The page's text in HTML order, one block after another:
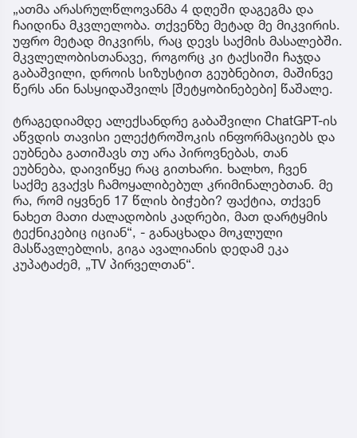
„ათმა არასრულწლოვანმა 4 დღეში დაგეგმა და
ჩაიდინა მკვლელობა. თქვენზე მეტად მე მიკვირის.
უფრო მეტად მიკვირს, რაც დევს საქმის მასალებში.
მკვლელობისთანავე, როგორც კი ტაქსიში ჩაჯდა
გაბაშვილი, დროის სიზუსტით გეუბნებით, მაშინვე
წერს ანი ნასყიდაშვილს [შეტყობინებები] წაშალე.
ტრაგედიამდე ალექსანდრე გაბაშვილი ChatGPT-ის
აწვდის თავისი ელექტროშოკის ინფორმაციებს და
ეუბნება გათიშავს თუ არა პიროვნებას, თან
ეუბნება, დაივიწყე რაც გითხარი. ხალხო, ჩვენ
საქმე გვაქვს ჩამოყალიბებულ კრიმინალებთან. მე
რა, რომ იყვნენ 17 წლის ბიჭები? ფაქტია, თქვენ
ნახეთ მათი ძალადობის კადრები, მათ დარტყმის
ტექნიკებიც იციან“, - განაცხადა მოკლული
მასწავლებლის, გიგა ავალიანის დედამ ეკა
კუპატაძემ, „TV პირველთან“.